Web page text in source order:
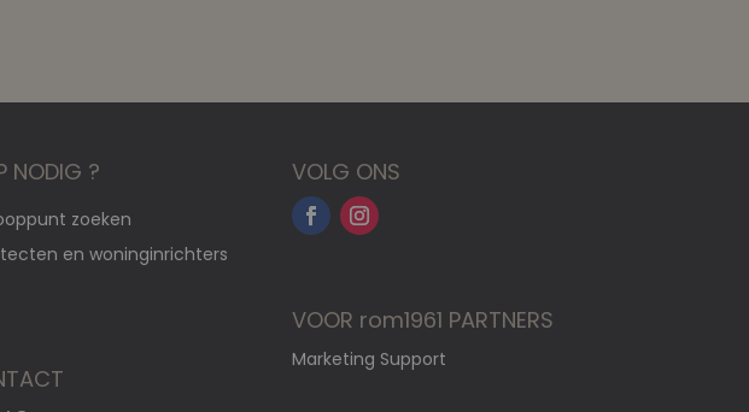
NODIG ?
zoeken
en woninginrichters
VOLG ONS
VOOR rom1961 PARTNERS
Marketing Support